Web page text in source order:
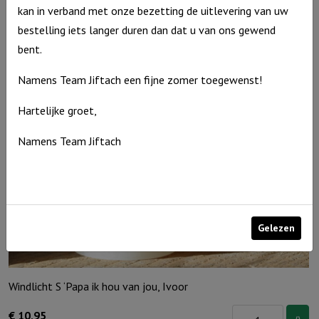
10,95
Op voorraad
Windlicht
S
Windlicht S ‘Papa ik hou van jou, Ivoor
€ 10,95
kan in verband met onze bezetting de uitlevering van uw
bestelling iets langer duren dan dat u van ons gewend
bent.
Namens Team Jiftach een fijne zomer toegewenst!
Hartelijke groet,
Namens Team Jiftach
Gelezen